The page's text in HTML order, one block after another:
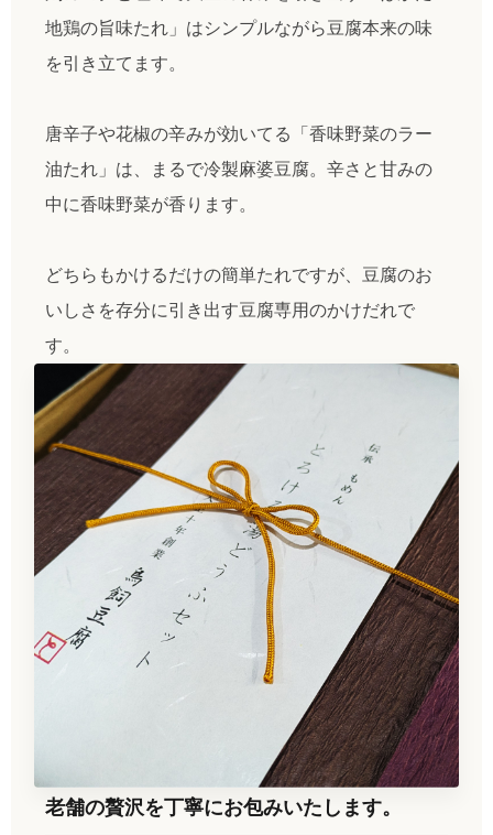
地鶏の旨味たれ」はシンプルながら豆腐本来の味
を引き立てます。
唐辛子や花椒の辛みが効いてる「香味野菜のラー
油たれ」は、まるで冷製麻婆豆腐。辛さと甘みの
中に香味野菜が香ります。
どちらもかけるだけの簡単たれですが、豆腐のお
いしさを存分に引き出す豆腐専用のかけだれで
す。
老舗の贅沢を丁寧にお包みいたします。